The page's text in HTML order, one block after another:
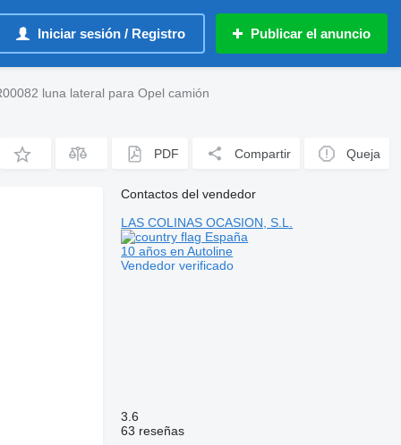
Iniciar sesión / Registro Publicar el anuncio
luna lateral para Opel camión
PDF Compartir Queja
Contactos del vendedor
LAS COLINAS OCASION, S.L.
España
10 años en Autoline
Vendedor verificado
3.6
63 reseñas